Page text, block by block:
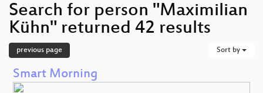
Search for person "Maximilian
Kühn" returned 42 results
previous page Sort by
Smart Morning